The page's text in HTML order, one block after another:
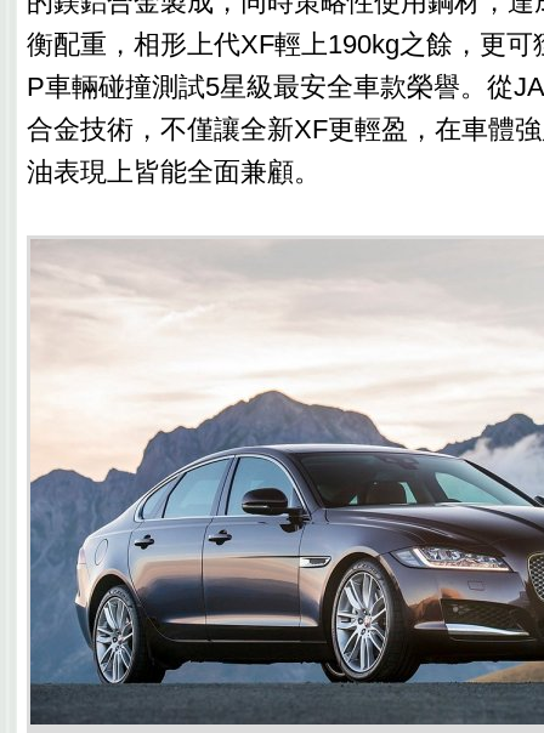
衡配重，相形上代XF輕上190kg之餘，更可
P車輛碰撞測試5星級最安全車款榮譽。從
合金技術，不僅讓全新XF更輕盈，在車體
油表現上皆能全面兼顧。